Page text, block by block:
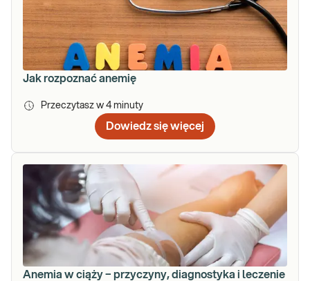
Jak rozpoznać anemię
Przeczytasz w 4 minuty
Dowiedz się więcej
Anemia w ciąży − przyczyny, diagnostyka i leczenie